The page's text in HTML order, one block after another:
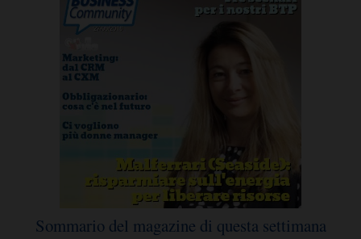
Sommario del magazine di questa settimana